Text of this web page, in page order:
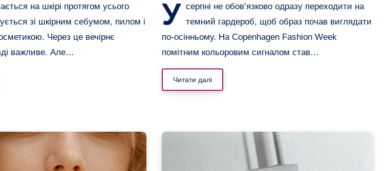
на шкірі протягом усього
зі шкірним себумом, пилом і
Через це вечірнє
важливе. Але…
У серпні не обов’язково одразу переходити на
темний гардероб, щоб образ почав виглядати
по-осінньому. На Copenhagen Fashion Week
помітним кольоровим сигналом став…
Читати далі